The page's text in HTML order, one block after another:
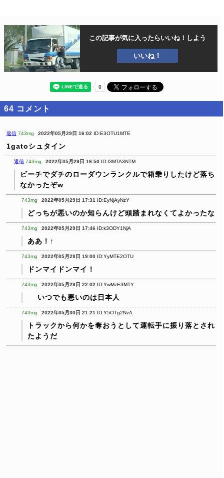
この記事が気に入ったらいいね！しよう
いいね！
64 コメント
返信 743mg 2022年05月29日 16:02 ID:E3OTU1MTE
1gatoシュタイン
返信 743mg 2022年05月29日 16:50 ID:I3MTA3NTM
ビーチでダチのローダウンランクルで箱乗りしたけど落ち
なかったぞw
743mg 2022年05月29日 17:31 ID:EyNjAyNzY
どっちが悪いのか知らんけど頭踏まれなくてよかったな
743mg 2022年05月29日 17:46 ID:k3ODY1NjA
ああ！↑
743mg 2022年05月29日 19:00 ID:YyMTE2OTU
ドンマイドンマイ！
743mg 2022年05月29日 22:02 ID:YwMzE3MTY
いつでも悪いのは日本人
743mg 2022年05月30日 21:21 ID:Y5OTg2NzA
トラックから何かを奪おうとして運転手に振り落とされ
たようだ